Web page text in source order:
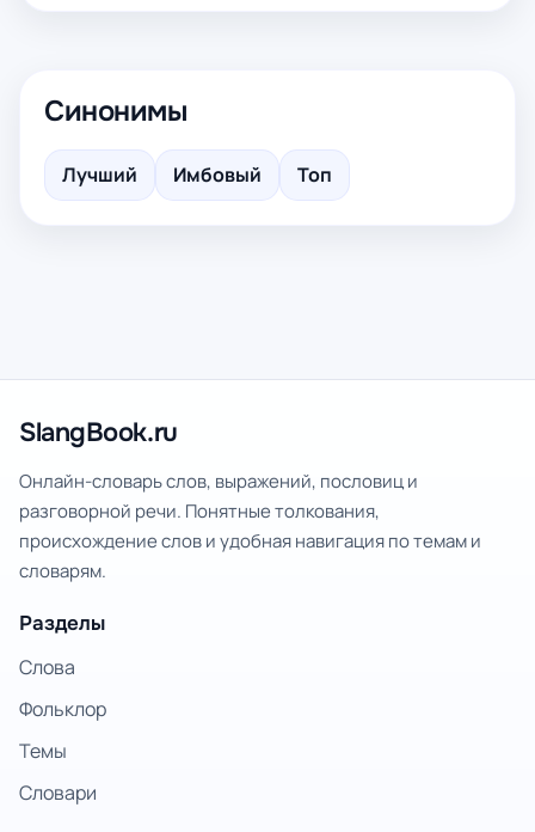
Синонимы
Лучший Имбовый Топ
SlangBook.ru
Онлайн-словарь слов, выражений, пословиц и
разговорной речи. Понятные толкования,
происхождение слов и удобная навигация по темам и
словарям.
Разделы
Слова
Фольклор
Темы
Словари